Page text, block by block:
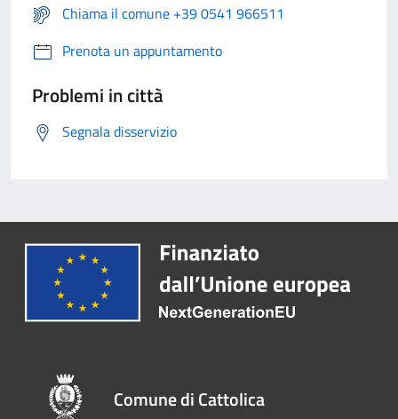
Chiama il comune +39 0541 966511
Prenota un appuntamento
Problemi in città
Segnala disservizio
Comune di Cattolica